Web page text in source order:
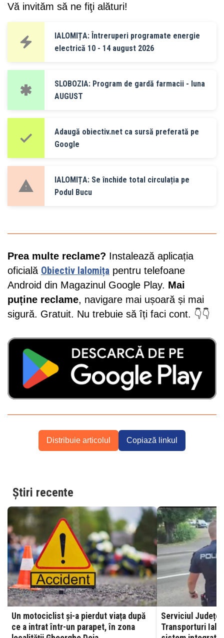
Vă invităm să ne fiţi alături!
IALOMIȚA: Întreruperi programate energie
electrică 10 - 14 august 2026
SLOBOZIA: Program de gardă farmacii - luna
AUGUST
Adaugă obiectiv.net ca sursă preferată pe
Google
IALOMIȚA: Se închide total circulația pe
Podul Bucu
Prea multe reclame? Instalează aplicația
oficială Obiectiv Ialomița pentru telefoane
Android din Magazinul Google Play. Mai
puține reclame, navigare mai ușoară și mai
sigură. Gratuit. Nu trebuie să îți faci cont. 👇👇
Distribuie articolul Copiază linkul
Știri recente
Un motociclist și-a pierdut viața după
ce a intrat într-un parapet, în zona
Serviciul
Transporturi Ialomița –